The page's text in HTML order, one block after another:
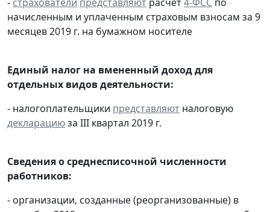
- страхователи представляют расчет4-ФСС по
начисленным и уплаченным страховым взносам за 9
месяцев 2019 г. на бумажном носителе
Единый налог на вмененный доход для
отдельных видов деятельности:
- налогоплательщики представляют налоговую
декларациюза III квартал 2019 г.
Сведения о среднесписочной численности
работников:
- организации, созданные (реорганизованные) в